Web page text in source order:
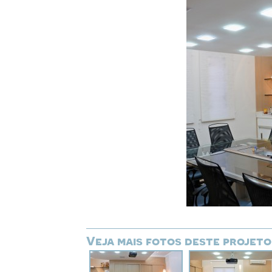
Veja mais fotos deste